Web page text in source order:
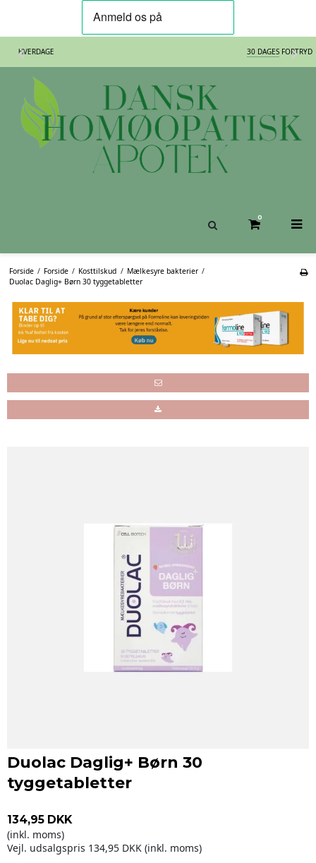
0
Forside / Forside / Kosttilskud / Mælkesyre bakterier /
Duolac Daglig+ Børn 30 tyggetabletter
Duolac Daglig+ Børn 30
tyggetabletter
134,95 DKK
(inkl. moms)
Vejl. udsalgspris 134,95 DKK (inkl. moms)